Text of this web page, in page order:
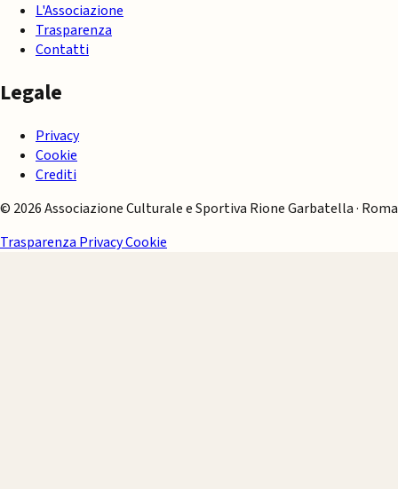
L'Associazione
Trasparenza
Contatti
Legale
Privacy
Cookie
Crediti
© 2026 Associazione Culturale e Sportiva Rione Garbatella · Roma
Trasparenza PrivacyCookie